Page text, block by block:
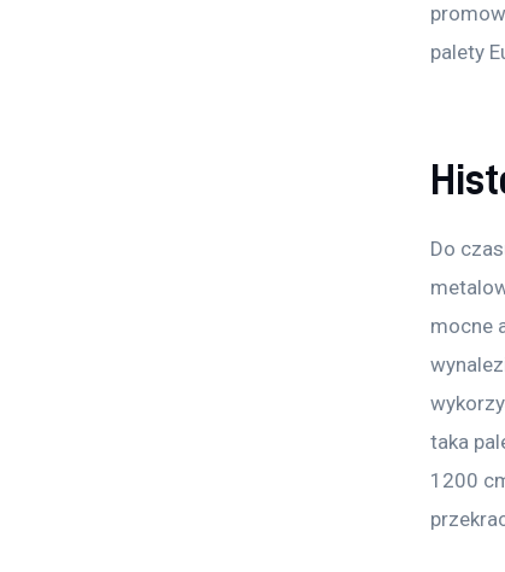
palety
Do
mocne
taka
1200